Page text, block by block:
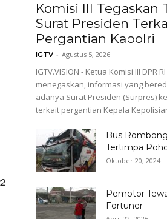
Komisi III Tegaskan
Surat Presiden
Pergantian Kapolri
IGTV - Agustus 5, 2026
IGTV.VISION - Ketua Komisi III DPR
menegaskan, informasi yang
adanya Surat Presiden (Surpres)
terkait pergantian Kepala
Bus
Tertimpa
Oktober 20, 2024
Pemotor
Fortuner